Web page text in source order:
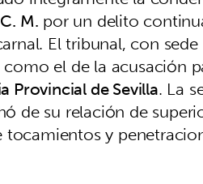
M.por un delito
El tribunal, con sede
el de la acusación
Provincial de Sevilla. La
de su relación de
tocamientos y